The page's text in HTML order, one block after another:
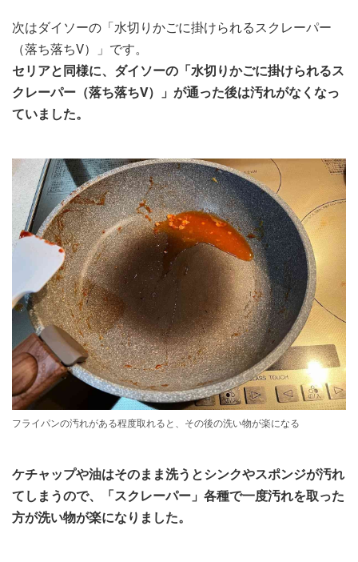
次はダイソーの「水切りかごに掛けられるスクレーパー
（落ち落ちV）」です。
セリアと同様に、ダイソーの「水切りかごに掛けられるス
クレーパー（落ち落ちV）」が通った後は汚れがなくなっ
ていました。
フライパンの汚れがある程度取れると、その後の洗い物が楽になる
ケチャップや油はそのまま洗うとシンクやスポンジが汚れ
てしまうので、「スクレーパー」各種で一度汚れを取った
方が洗い物が楽になりました。